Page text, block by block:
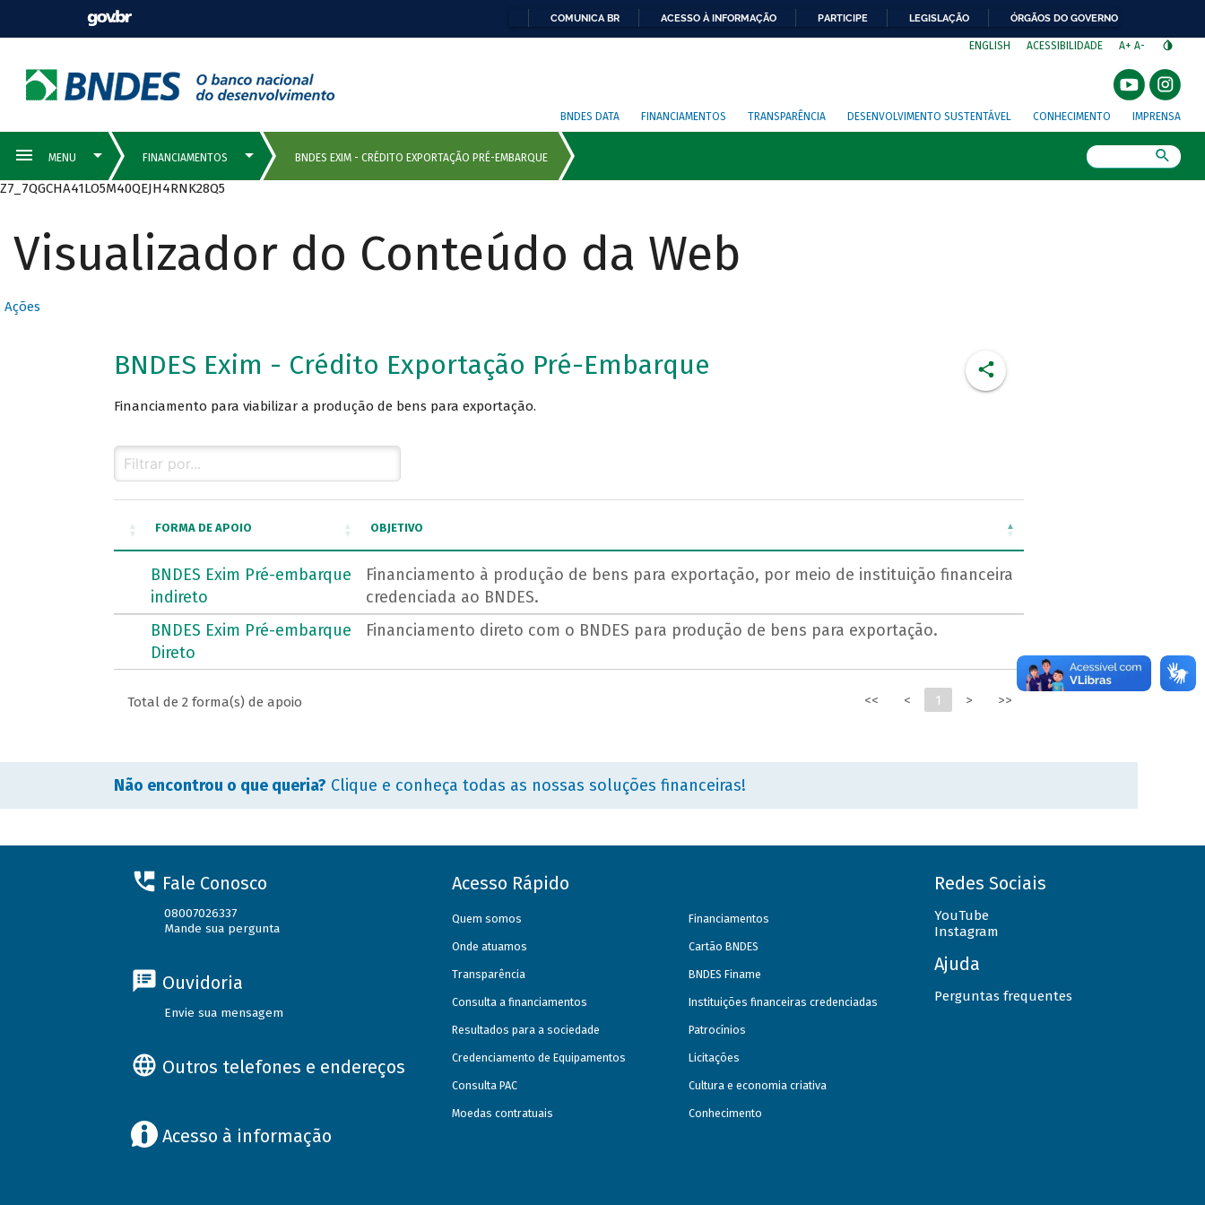
COMUNICA BR ACESSO À INFORMAÇÃO PARTICIPE LEGISLAÇÃO ÓRGÃOS DO GOVERNO
ENGLISH ACESSIBILIDADE A+ A-
BNDES DATA FINANCIAMENTOS TRANSPARÊNCIA DESENVOLVIMENTO SUSTENTÁVEL CONHECIMENTO IMPRENSA
Z7_7QGCHA41LO5M40QEJH4RNK28Q5
Visualizador do Conteúdo da Web
Ações
BNDES Exim - Crédito Exportação Pré-Embarque
Financiamento para viabilizar a produção de bens para exportação.
FORMA DE APOIO OBJETIVO
BNDES Exim Pré-embarque
indireto
Financiamento à produção de bens para exportação, por meio de instituição financeira
credenciada ao BNDES.
BNDES Exim Pré-embarque
Direto
Financiamento direto com o BNDES para produção de bens para exportação.
Total de 2 forma(s) de apoio << < 1 > >>
Não encontrou o que queria? Clique e conheça todas as nossas soluções financeiras!
Fale Conosco
08007026337
Mande sua pergunta
Ouvidoria
Envie sua mensagem
Outros telefones e endereços
Acesso à informação
Acesso Rápido
Quem somos
Onde atuamos
Transparência
Consulta a financiamentos
Resultados para a sociedade
Credenciamento de Equipamentos
Consulta PAC
Moedas contratuais
Financiamentos
Cartão BNDES
BNDES Finame
Instituições financeiras credenciadas
Patrocínios
Licitações
Cultura e economia criativa
Conhecimento
Redes Sociais
YouTube
Instagram
Ajuda
Perguntas frequentes